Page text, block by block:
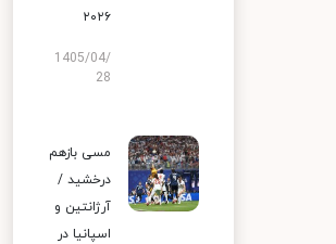
۲۰۲۶
1405/04/
28
مسی بازهم
درخشید /
آرژانتین و
اسپانیا در